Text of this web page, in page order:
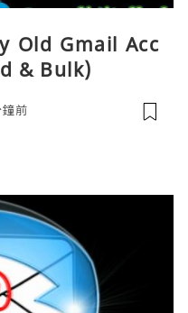
Old Gmail Acc
& Bulk)
前